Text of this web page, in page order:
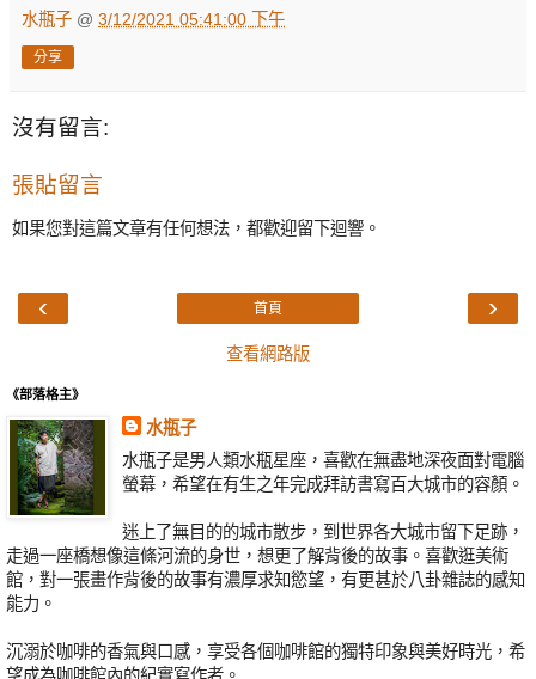
水瓶子 @ 3/12/2021 05:41:00 下午
分享
沒有留言:
張貼留言
如果您對這篇文章有任何想法，都歡迎留下迴響。
‹ ›
首頁
查看網路版
《部落格主》
水瓶子
水瓶子是男人類水瓶星座，喜歡在無盡地深夜面對電腦
螢幕，希望在有生之年完成拜訪書寫百大城市的容顏。
迷上了無目的的城市散步，到世界各大城市留下足跡，
走過一座橋想像這條河流的身世，想更了解背後的故事。喜歡逛美術
館，對一張畫作背後的故事有濃厚求知慾望，有更甚於八卦雜誌的感知
能力。
沉溺於咖啡的香氣與口感，享受各個咖啡館的獨特印象與美好時光，希